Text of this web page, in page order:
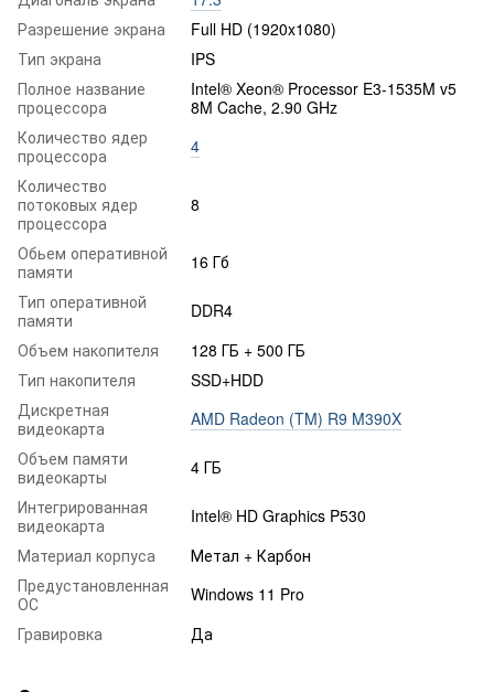
Разрешение экрана
Full HD (1920x1080)
Тип экрана
IPS
Полное название
процессора
Intel® Xeon® Processor E3-1535M v5
8M Cache, 2.90 GHz
Количество ядер
процессора
4
Количество
потоковых ядер
процессора
8
Обьем оперативной
памяти
16 Гб
Тип оперативной
памяти
DDR4
Объем накопителя
128 ГБ + 500 ГБ
Тип накопителя
SSD+HDD
Дискретная
видеокарта
AMD Radeon (TM) R9 M390X
Объем памяти
видеокарты
4 ГБ
Интегрированная
видеокарта
Intel® HD Graphics P530
Материал корпуса
Метал + Карбон
Предустановленная
ОС
Windows 11 Pro
Гравировка
Да